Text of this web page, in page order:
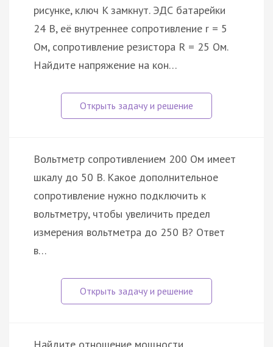
рисунке, ключ K замкнут. ЭДС батарейки
24 В, её внутреннее сопротивление r = 5
Ом, сопротивление резистора R = 25 Ом.
Найдите напряжение на кон…
Вольтметр сопротивлением 200 Ом имеет
шкалу до 50 В. Какое дополнительное
сопротивление нужно подключить к
вольтметру, чтобы увеличить предел
измерения вольтметра до 250 В? Ответ
в…